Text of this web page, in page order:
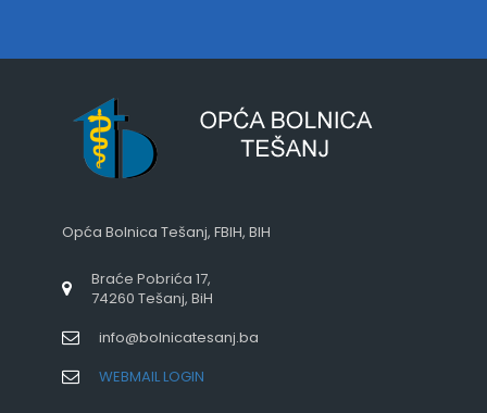
Opća Bolnica Tešanj, FBIH, BIH
Braće Pobrića 17,
74260 Tešanj, BiH
info@bolnicatesanj.ba
WEBMAIL LOGIN